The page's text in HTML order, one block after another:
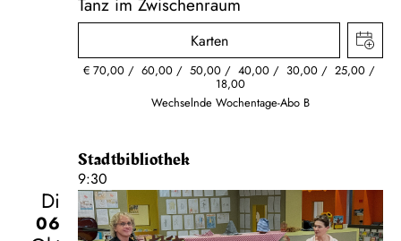
Karten
€ 70,00 60,00 50,00 40,00 30,00 25,00
18,00
Wechselnde Wochentage-Abo B
Stadtbibliothek
9:30
Di
06